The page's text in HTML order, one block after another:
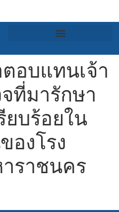
อบแทนเจ้า
ที่มารักษา
ยบร้อยใน
องโรง
ราชนคร